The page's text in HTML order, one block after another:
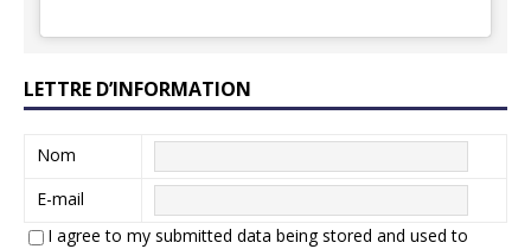
LETTRE D’INFORMATION
Nom
E-mail
I agree to my submitted data being stored and used to